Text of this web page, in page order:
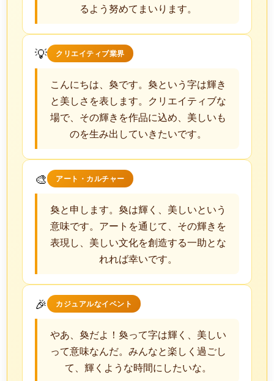
るよう努めてまいります。
💡 クリエイティブ業界
こんにちは、奐です。奐という字は輝き
と美しさを表します。クリエイティブな
場で、その輝きを作品に込め、美しいも
のを生み出していきたいです。
🎨 アート・カルチャー
奐と申します。奐は輝く、美しいという
意味です。アートを通じて、その輝きを
表現し、美しい文化を創造する一助とな
れれば幸いです。
🎉 カジュアルなイベント
やあ、奐だよ！奐って字は輝く、美しい
って意味なんだ。みんなと楽しく過ごし
て、輝くような時間にしたいな。